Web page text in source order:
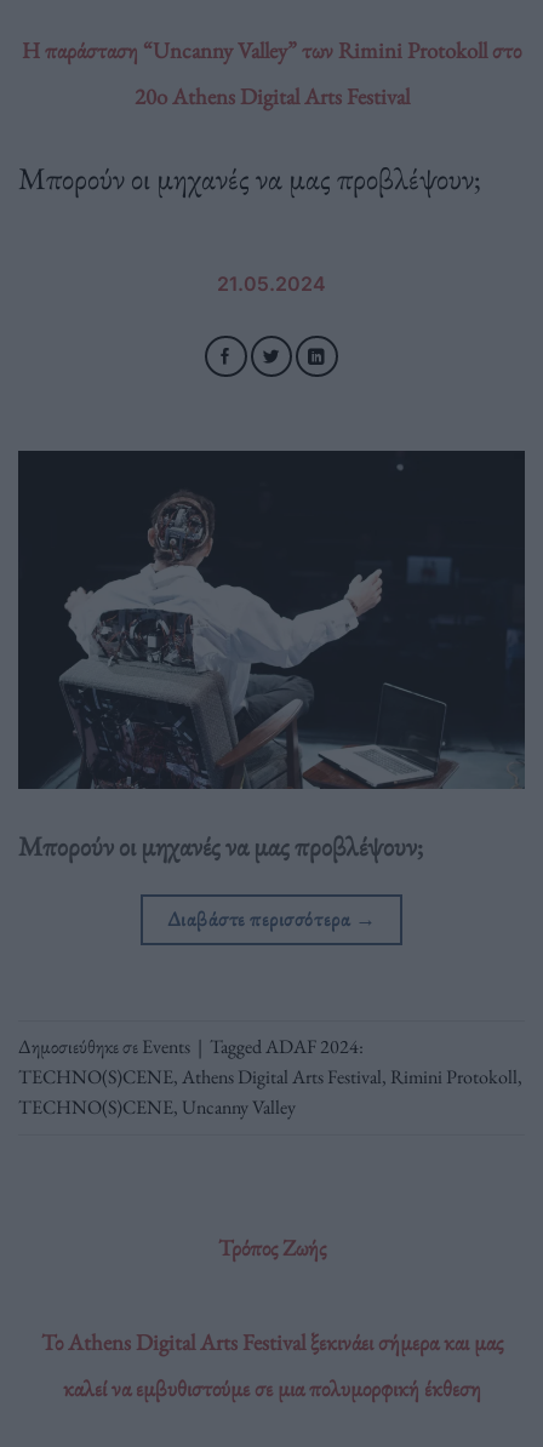
Η παράσταση “Uncanny Valley” των Rimini Protokoll στο
20o Athens Digital Arts Festival
Μπορούν οι μηχανές να μας προβλέψουν;
21.05.2024
Μπορούν οι μηχανές να μας προβλέψουν;
Διαβάστε περισσότερα →
Δημοσιεύθηκε σεEvents | TaggedADAF 2024:
TECHNO(S)CENE,Athens Digital Arts Festival, Rimini Protokoll,
TECHNO(S)CENE, Uncanny Valley
Τρόπος Ζωής
Το Athens Digital Arts Festival ξεκινάει σήμερα και μας
καλεί να εμβυθιστούμε σε μια πολυμορφική έκθεση